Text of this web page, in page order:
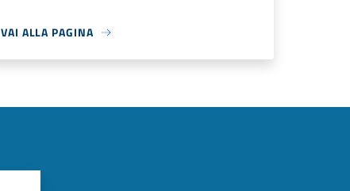
VAI ALLA PAGINA